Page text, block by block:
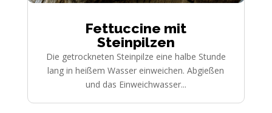
Fettuccine mit
Steinpilzen
Die getrockneten Steinpilze eine halbe Stunde
lang in heißem Wasser einweichen. Abgießen
und das Einweichwasser...